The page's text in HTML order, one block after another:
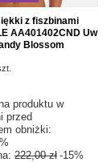
z fiszbinami
AA401402CND Uw
Blossom
produktu w
przed
obniżki:
222,00 zł -15%